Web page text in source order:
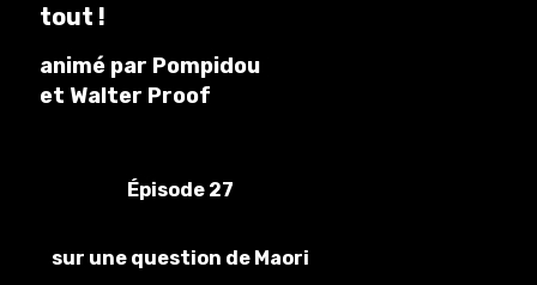
tout !
animé par Pompidou
et Walter Proof
Épisode 27
sur une question de Maori